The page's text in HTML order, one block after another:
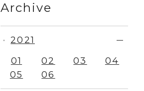
Archive
・
2021
01
02 03
04
05
06